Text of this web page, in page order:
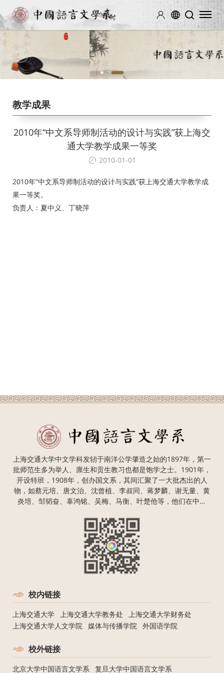
教学成果
2010年“中文系导师制活动的设计与实践”获上海交
通大学教学成果一等奖
2010-01-01
2010年“中文系导师制活动的设计与实践”获上海交通大学教学成
果一等奖。
负责人：夏中义、丁晓萍
上海交通大学中文学科发轫于南洋公学肇造之始的1897年，第一
批师范生多为举人、廪生和贡生教习也都是饱学之士。1901年，
开设特班，1908年，创办国文系，其间汇聚了一大批杰出的人
物，如蔡元培、唐文治、沈曾植、李叔同、蒋梦麟、谢无量、黄
炎培、邹韬奋、辜鸿铭、吴梅、马衡、叶楚伧等，他们在中国
科打下了深厚的学科基础。
校内链接
上海交通大学 上海交通大学教务处
上海交通大学财务处
上海交通大学人文学院 媒体与传播学院 外国语学院
校外链接
北京大学中国语言文学系 复旦大学中国语言文学系